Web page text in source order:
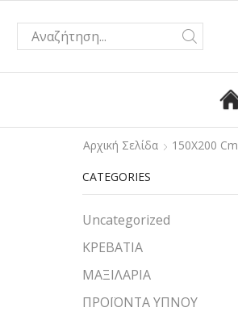
Αρχική Σελίδα 150Χ200 Cm
CATEGORIES
Uncategorized
ΚΡΕΒΑΤΙΑ
ΜΑΞΙΛΑΡΙΑ
ΠΡΟΪΟΝΤΑ ΥΠΝΟΥ